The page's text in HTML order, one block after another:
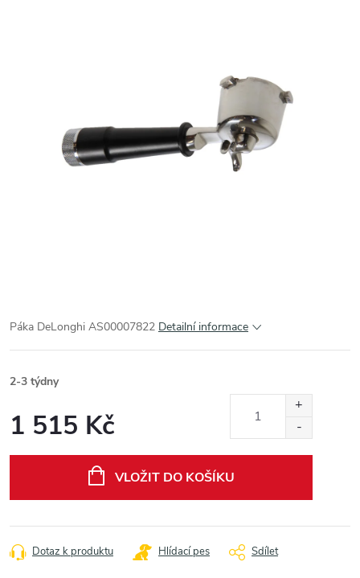
Páka DeLonghi AS00007822 Detailní informace
2-3 týdny
1 515 Kč
VLOŽIT DO KOŠÍKU
Dotaz k produktu Hlídací pes Sdílet